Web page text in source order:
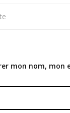
mon nom, mon